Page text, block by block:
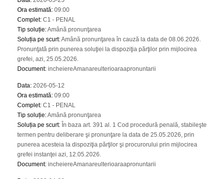
Ora estimată: 09:00
Complet: C1 - PENAL
Tip soluție:Amână pronunţarea
Soluția pe scurt:Amână pronunţarea în cauză la data de 08.06.2026.
Pronunţată prin punerea soluţiei la dispoziţia părţilor prin mijlocirea
grefei, azi, 25.05.2026.
Document: incheiereAmanareulterioaraapronuntarii
Data: 2026-05-12
Ora estimată: 09:00
Complet: C1 - PENAL
Tip soluție:Amână pronunţarea
Soluția pe scurt: În baza art. 391 al. 1 Cod procedură penală, stabileşte
termen pentru deliberare şi pronunţare la data de 25.05.2026, prin
punerea acesteia la dispoziţia părţilor şi procurorului prin mijlocirea
grefei instanţei azi, 12.05.2026.
Document: incheiereAmanareulterioaraapronuntarii